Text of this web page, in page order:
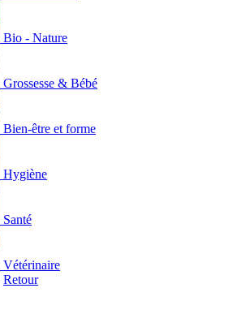
Bio - Nature
Grossesse & Bébé
Bien-être et forme
Hygiène
Santé
Vétérinaire
Retour